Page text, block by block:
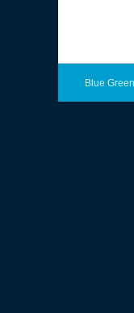
Blue Green